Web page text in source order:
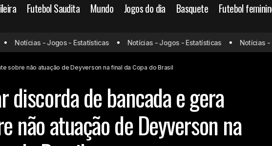
Futebol Saudita Mundo Jogos do dia Basquete Futebol
MG Flamengo
Futebol
Brasileiro
Mauro Cezar discorda de bancada e gera debate
de Deyverson na final da Copa do Brasil
Notícias - Jogos - Estatísticas Notícias - Jogos - Estatísticas Notícias -
sobre não atuação de Deyverson na final da Copa do Brasil
discorda de bancada e gera
não atuação de Deyverson na